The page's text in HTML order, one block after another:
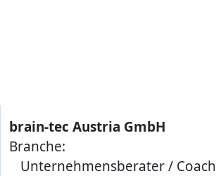
brain-tec Austria GmbH
Branche:
Unternehmensberater / Coach